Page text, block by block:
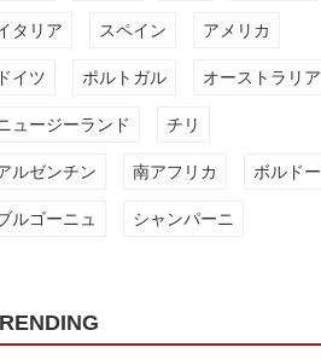
タリア スペイン アメリカ
ドイツ ポルトガル オーストラリア
ュージーランド チリ
ルゼンチン 南アフリカ ボルドー
ルゴーニュ シャンパーニ